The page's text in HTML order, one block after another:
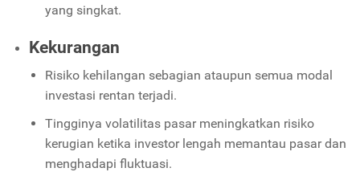
yang singkat.
Kekurangan
Risiko kehilangan sebagian ataupun semua modal
investasi rentan terjadi.
Tingginya volatilitas pasar meningkatkan risiko
kerugian ketika investor lengah memantau pasar dan
menghadapi fluktuasi.